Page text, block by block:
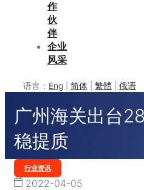
作
伙
伴
企业
风采
语言： Eng 简体 繁體 俄语
广州海关出台
稳提质
Categories
行业资讯
2022-04-05